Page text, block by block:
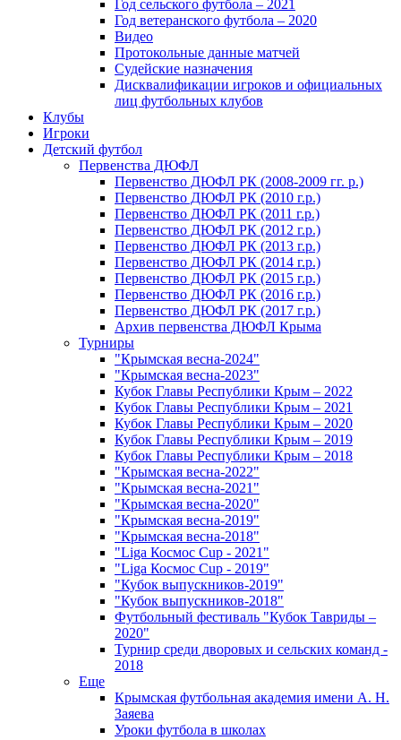
Год сельского футбола – 2021
Год ветеранского футбола – 2020
Видео
Протокольные данные матчей
Судейские назначения
Дисквалификации игроков и официальных
лиц футбольных клубов
Клубы
Игроки
Детский футбол
Первенства ДЮФЛ
Первенство ДЮФЛ РК (2008-2009 гг. р.)
Первенство ДЮФЛ РК (2010 г.р.)
Первенство ДЮФЛ РК (2011 г.р.)
Первенство ДЮФЛ РК (2012 г.р.)
Первенство ДЮФЛ РК (2013 г.р.)
Первенство ДЮФЛ РК (2014 г.р.)
Первенство ДЮФЛ РК (2015 г.р.)
Первенство ДЮФЛ РК (2016 г.р.)
Первенство ДЮФЛ РК (2017 г.р.)
Архив первенства ДЮФЛ Крыма
Турниры
"Крымская весна-2024"
"Крымская весна-2023"
Кубок Главы Республики Крым – 2022
Кубок Главы Республики Крым – 2021
Кубок Главы Республики Крым – 2020
Кубок Главы Республики Крым – 2019
Кубок Главы Республики Крым – 2018
"Крымская весна-2022"
"Крымская весна-2021"
"Крымская весна-2020"
"Крымская весна-2019"
"Крымская весна-2018"
"Liga Космос Cup - 2021"
"Liga Космос Cup - 2019"
"Кубок выпускников-2019"
"Кубок выпускников-2018"
Футбольный фестиваль "Кубок Тавриды –
2020"
Турнир среди дворовых и сельских команд -
2018
Еще
Крымская футбольная академия имени А. Н.
Заяева
Уроки футбола в школах